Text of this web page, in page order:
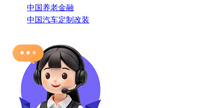
中国养老金融
中国汽车定制改装